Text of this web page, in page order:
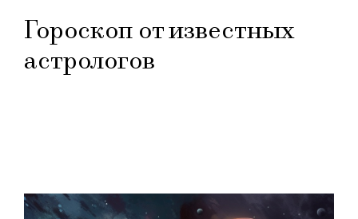
Гороскоп от известных
астрологов